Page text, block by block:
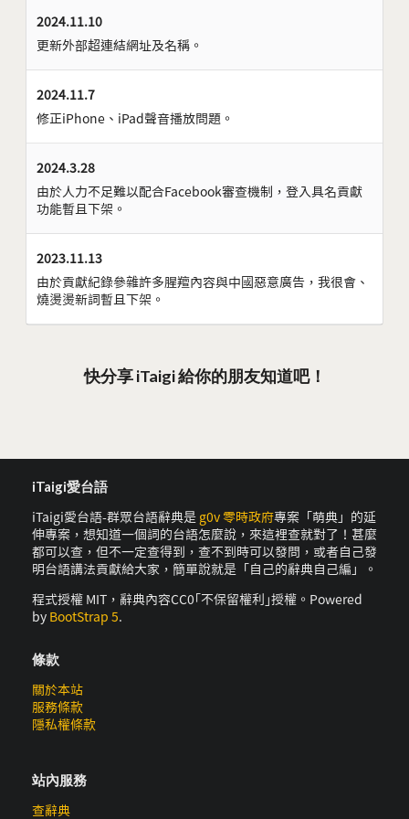
2024.11.10
更新外部超連結網址及名稱。
2024.11.7
修正iPhone、iPad聲音播放問題。
2024.3.28
由於人力不足難以配合Facebook審查機制，登入具名貢獻
功能暫且下架。
2023.11.13
由於貢獻紀錄參雜許多腥羶內容與中國惡意廣告，我很會、
燒燙燙新詞暫且下架。
快分享 iTaigi 給你的朋友知道吧！
iTaigi愛台語
iTaigi愛台語-群眾台語辭典是 g0v 零時政府專案「萌典」的延
伸專案，想知道一個詞的台語怎麼說，來這裡查就對了！甚麼
都可以查，但不一定查得到，查不到時可以發問，或者自己發
明台語講法貢獻給大家，簡單說就是「自己的辭典自己編」。
程式授權 MIT，辭典內容CC0｢不保留權利｣授權。Powered
by BootStrap 5.
條款
關於本站
服務條款
隱私權條款
站內服務
查辭典